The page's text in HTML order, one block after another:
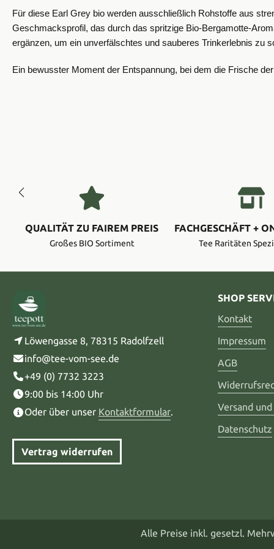
Für diese Earl Grey bio werden ausschließlich Rohstoffe aus
Geschmacksprofil, das durch das spritzige Bio-Bergamotte-
ergänzen, um ein unverfälschtes und sauberes Trinkerlebnis zu
Ein bewusster Moment der Entspannung, bei dem die Frische
QUALITÄT ZU FAIREM PREIS
Großes BIO Sortiment
FACHGESCHÄFT +
Tee Raritäten
Löwengasse 8, 78315 Radolfzell
info@tee-vom-see.de
+49 (0) 7732 3223
9:00 bis 14:00 Uhr
Oder über unser Kontaktformular.
Vertrag widerrufen
SHOP
Kontakt
Impressum
AGB
Versand
Datenschutz
Alle Preise inkl. gesetzl.